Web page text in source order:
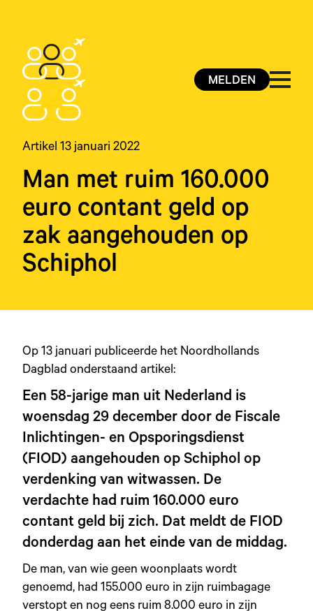
MELDEN
Artikel 13 januari 2022
Man met ruim 160.000
euro contant geld op
zak aangehouden op
Schiphol
Op 13 januari publiceerde het Noordhollands
Dagblad onderstaand artikel:
Een 58-jarige man uit Nederland is
woensdag 29 december door de Fiscale
Inlichtingen- en Opsporingsdienst
(FIOD) aangehouden op Schiphol op
verdenking van witwassen. De
verdachte had ruim 160.000 euro
contant geld bij zich. Dat meldt de FIOD
donderdag aan het einde van de middag.
De man, van wie geen woonplaats wordt
genoemd, had 155.000 euro in zijn ruimbagage
verstopt en nog eens ruim 8.000 euro in zijn